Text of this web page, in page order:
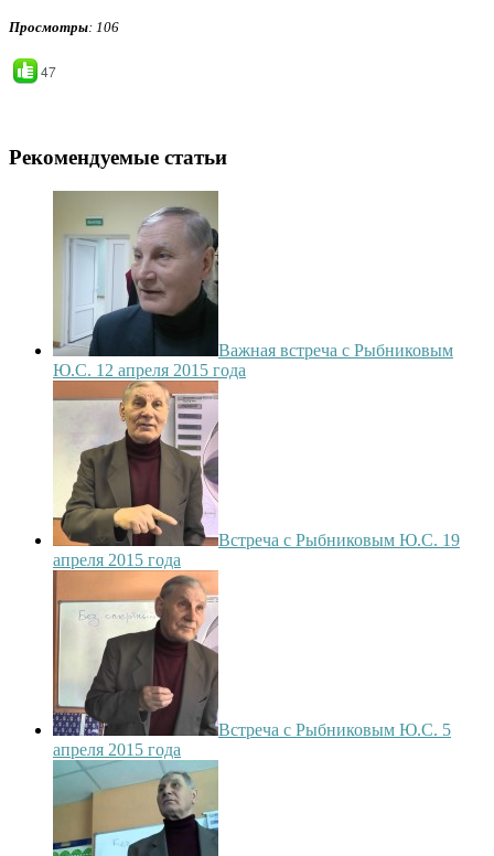
Просмотры: 106
47
Рекомендуемые статьи
Важная встреча с Рыбниковым
Ю.С. 12 апреля 2015 года
Встреча с Рыбниковым Ю.С. 19
апреля 2015 года
Встреча с Рыбниковым Ю.С. 5
апреля 2015 года